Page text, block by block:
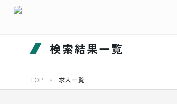
検索結果一覧
TOP 求人一覧